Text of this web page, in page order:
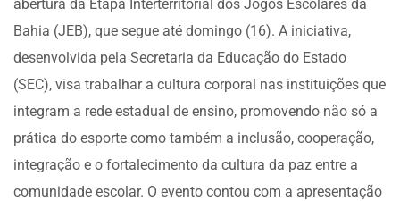
abertura da Etapa Interterritorial dos Jogos Escolares da
Bahia (JEB), que segue até domingo (16). A iniciativa,
desenvolvida pela Secretaria da Educação do Estado
(SEC), visa trabalhar a cultura corporal nas instituições que
integram a rede estadual de ensino, promovendo não só a
prática do esporte como também a inclusão, cooperação,
integração e o fortalecimento da cultura da paz entre a
comunidade escolar. O evento contou com a apresentação